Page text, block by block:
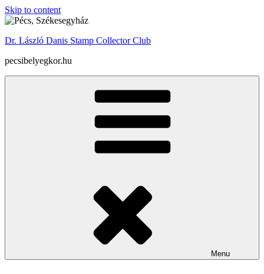
Skip to content
Dr. László Danis Stamp Collector Club
pecsibelyegkor.hu
Menu